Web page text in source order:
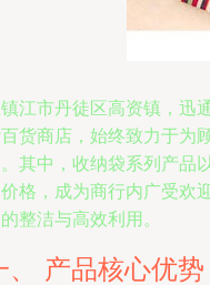
江市丹徒区高资镇，迅
货商店，始终致力于为
其中，收纳袋系列产品
格，成为商行内广受欢
整洁与高效利用。
、 产品核心优势